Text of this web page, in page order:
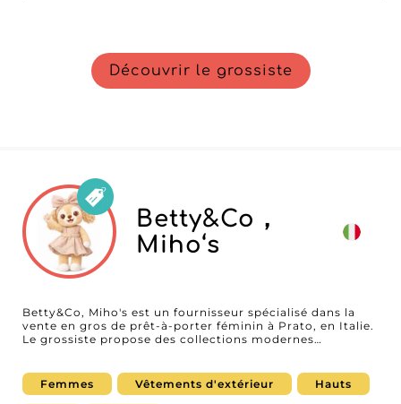
Découvrir le grossiste
Betty&Co，
Miho‘s
Betty&Co, Miho's est un fournisseur spécialisé dans la
vente en gros de prêt-à-porter féminin à Prato, en Italie.
Le grossiste propose des collections modernes
attentes des boutiques, concept stores et e-
commerçants. Grâce à un style urbain et des collections
Femmes Vêtements d'extérieur Hauts